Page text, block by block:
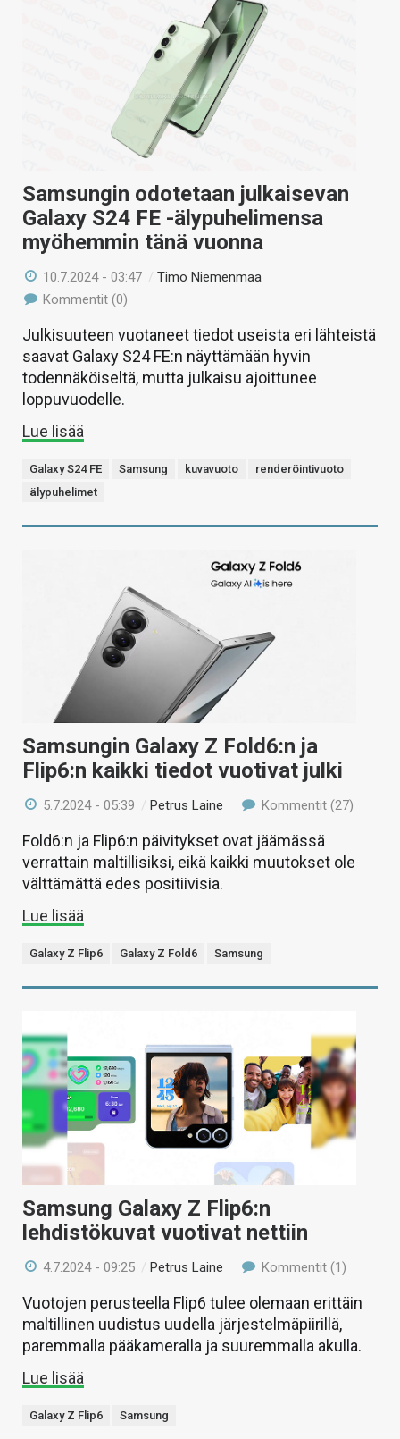
Samsungin odotetaan julkaisevan
Galaxy S24 FE -älypuhelimensa
myöhemmin tänä vuonna
10.7.2024 - 03:47 /Timo Niemenmaa
Kommentit (0)
Julkisuuteen vuotaneet tiedot useista eri lähteistä
saavat Galaxy S24 FE:n näyttämään hyvin
todennäköiseltä, mutta julkaisu ajoittunee
loppuvuodelle.
Lue lisää
Galaxy S24 FE Samsung kuvavuoto
renderöintivuoto
älypuhelimet
Samsungin Galaxy Z Fold6:n ja
Flip6:n kaikki tiedot vuotivat julki
5.7.2024 - 05:39 /Petrus Laine Kommentit (27)
Fold6:n ja Flip6:n päivitykset ovat jäämässä
verrattain maltillisiksi, eikä kaikki muutokset ole
välttämättä edes positiivisia.
Lue lisää
Galaxy Z Flip6 Galaxy Z Fold6 Samsung
Samsung Galaxy Z Flip6:n
lehdistökuvat vuotivat nettiin
4.7.2024 - 09:25 /Petrus Laine Kommentit (1)
Vuotojen perusteella Flip6 tulee olemaan erittäin
maltillinen uudistus uudella järjestelmäpiirillä,
paremmalla pääkameralla ja suuremmalla akulla.
Lue lisää
Galaxy Z Flip6 Samsung